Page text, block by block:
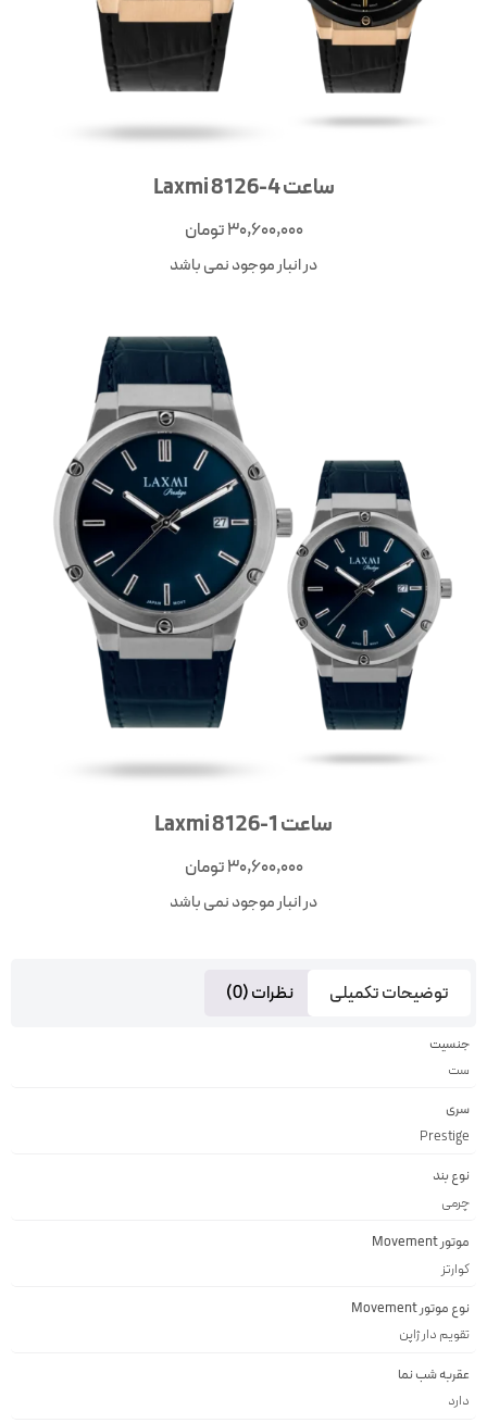
ساعت Laxmi 8126-4
30,600,000تومان
در انبار موجود نمی باشد
ساعت Laxmi 8126-1
30,600,000تومان
در انبار موجود نمی باشد
توضیحات تکمیلی نظرات (0)
جنسیت
ست
سری
Prestige
نوع بند
چرمی
موتور Movement
کوارتز
نوع موتور Movement
تقويم دار ژاپن
عقربه شب نما
دارد